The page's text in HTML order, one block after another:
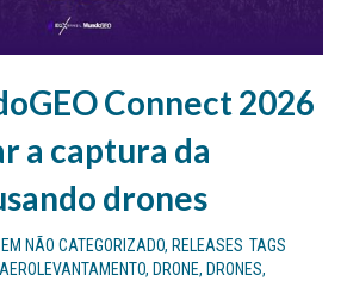
Connect 2026
a captura da
drones
EM NÃO CATEGORIZADO, RELEASES TAGS
AEROLEVANTAMENTO, DRONE, DRONES,